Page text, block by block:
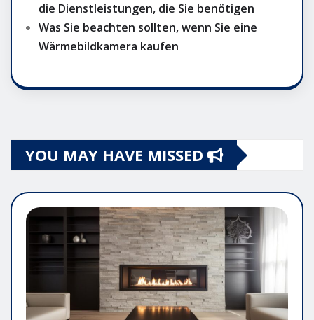
die Dienstleistungen, die Sie benötigen
Was Sie beachten sollten, wenn Sie eine
Wärmebildkamera kaufen
YOU MAY HAVE MISSED